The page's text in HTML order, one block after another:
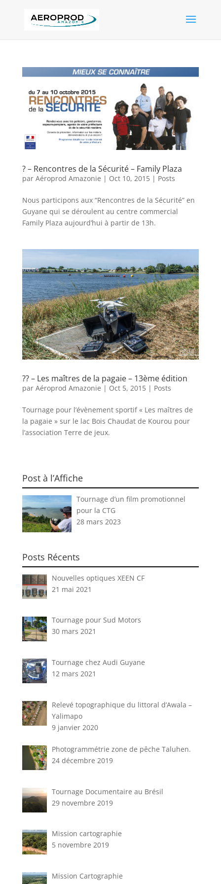
? – Rencontres de la Sécurité – Family Plaza
par Aéroprod Amazonie | Oct 10, 2015| Posts
Nous participons aux “Rencontres de la Sécurité” en
Guyane qui se déroulent au centre commercial
Family Plaza aujourd’hui à partir de 13h.
??‍ – Les maîtres de la pagaie – 13ème édition
par Aéroprod Amazonie | Oct 5, 2015| Posts
Tournage pour l’évènement sportif « Les maîtres de
la pagaie » sur le lac Bois Chaudat de Kourou pour
l’association Terre de jeux.
Post à l’Affiche
Tournage d’un film promotionnel
pour la CTG
28 mars 2023
Posts Récents
Nouvelles optiques XEEN CF
21 mai 2021
Tournage pour Sud Motors
30 mars 2021
Tournage chez Audi Guyane
12 mars 2021
Relevé topographique du littoral d’Awala –
Yalimapo
9 janvier 2020
Photogrammétrie zone de pêche Taluhen.
24 décembre 2019
Tournage Documentaire au Brésil
29 novembre 2019
Mission cartographie
5 novembre 2019
Mission Cartographie